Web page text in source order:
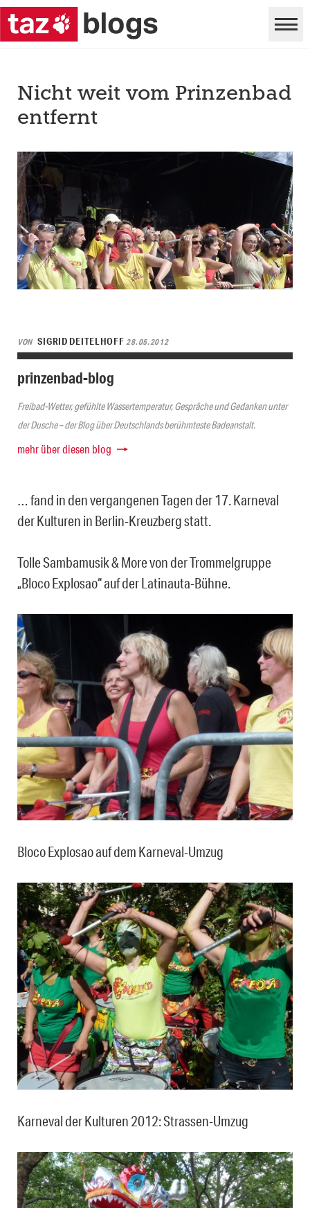
Nicht weit vom Prinzenbad
entfernt
VON SIGRID DEITELHOFF28.05.2012
prinzenbad-blog
Freibad-Wetter, gefühlte Wassertemperatur, Gespräche und Gedanken unter
der Dusche – der Blog über Deutschlands berühmteste Badeanstalt.
mehr über diesen blog
… fand in den vergangenen Tagen der 17. Karneval
der Kulturen in Berlin-Kreuzberg statt.
Tolle Sambamusik & More von der Trommelgruppe
„Bloco Explosao“ auf der Latinauta-Bühne.
Bloco Explosao auf dem Karneval-Umzug
Karneval der Kulturen 2012: Strassen-Umzug